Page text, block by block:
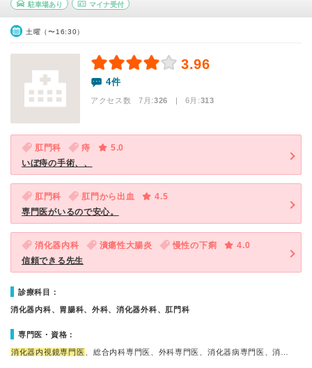
駐車場あり マイナ受付
土曜（〜16:30）
3.96
4件
アクセス数 7月:326 | 6月:313
肛門科 痔
5.0
いぼ痔の手術、、
肛門科 肛門から出血
4.5
専門医がいるので安心。
消化器内科 潰瘍性大腸炎 慢性の下痢
4.0
信頼できる先生
診療科目：
消化器内科、胃腸科、外科、消化器外科、肛門科
専門医・資格：
消化器内視鏡専門医 、総合内科専門医、外科専門医、消化器病専門医、消…